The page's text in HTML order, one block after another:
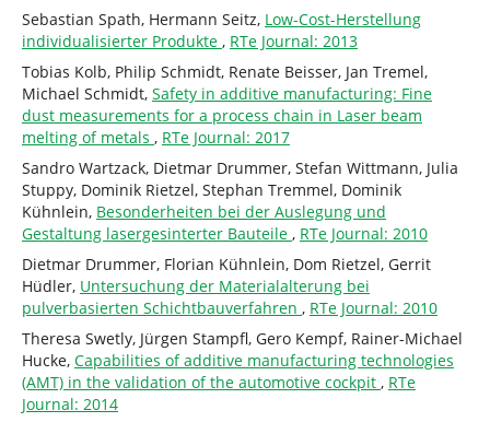
Sebastian Spath, Hermann Seitz, Low-Cost-Herstellung
individualisierter Produkte , RTe Journal: 2013
Tobias Kolb, Philip Schmidt, Renate Beisser, Jan Tremel,
Michael Schmidt, Safety in additive manufacturing: Fine
dust measurements for a process chain in Laser beam
melting of metals , RTe Journal: 2017
Sandro Wartzack, Dietmar Drummer, Stefan Wittmann, Julia
Stuppy, Dominik Rietzel, Stephan Tremmel, Dominik
Kühnlein, Besonderheiten bei der Auslegung und
Gestaltung lasergesinterter Bauteile , RTe Journal: 2010
Dietmar Drummer, Florian Kühnlein, Dom Rietzel, Gerrit
Hüdler, Untersuchung der Materialalterung bei
pulverbasierten Schichtbauverfahren , RTe Journal: 2010
Theresa Swetly, Jürgen Stampfl, Gero Kempf, Rainer-Michael
Hucke, Capabilities of additive manufacturing technologies
(AMT) in the validation of the automotive cockpit , RTe
Journal: 2014